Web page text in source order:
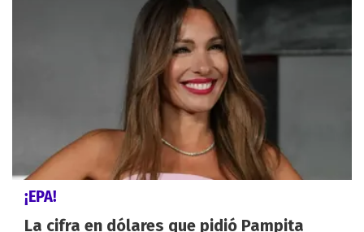
¡EPA!
La cifra en dólares que pidió Pampita